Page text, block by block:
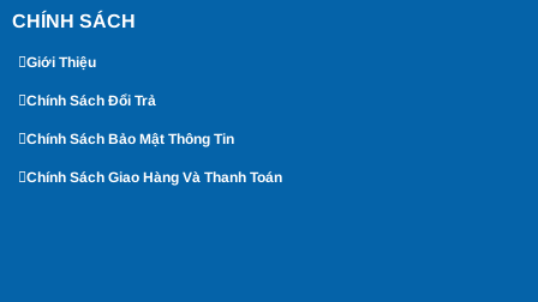
CHÍNH SÁCH
Giới Thiệu
Chính Sách Đổi Trả
Chính Sách Bảo Mật Thông Tin
Chính Sách Giao Hàng Và Thanh Toán